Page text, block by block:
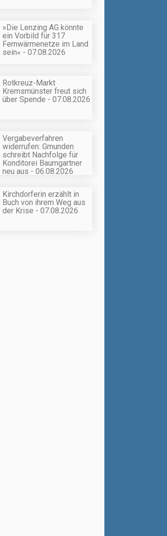
»Die Lenzing AG könnte
ein Vorbild für 317
Fernwärmenetze im Land
sein« - 07.08.2026
Rotkreuz-Markt
Kremsmünster freut sich
über Spende - 07.08.2026
Vergabeverfahren
widerrufen: Gmunden
schreibt Nachfolge für
Konditorei Baumgartner
neu aus - 06.08.2026
Kirchdorferin erzählt in
Buch von ihrem Weg aus
der Krise - 07.08.2026